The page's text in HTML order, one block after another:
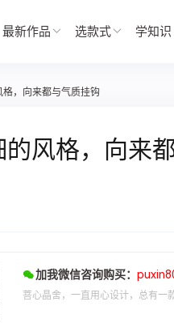
最新作品 选款式 学知识
，向来都与气质挂钩
风格，向来
加我微信咨询购买：
菩心晶舍，一直用心设计，总有一